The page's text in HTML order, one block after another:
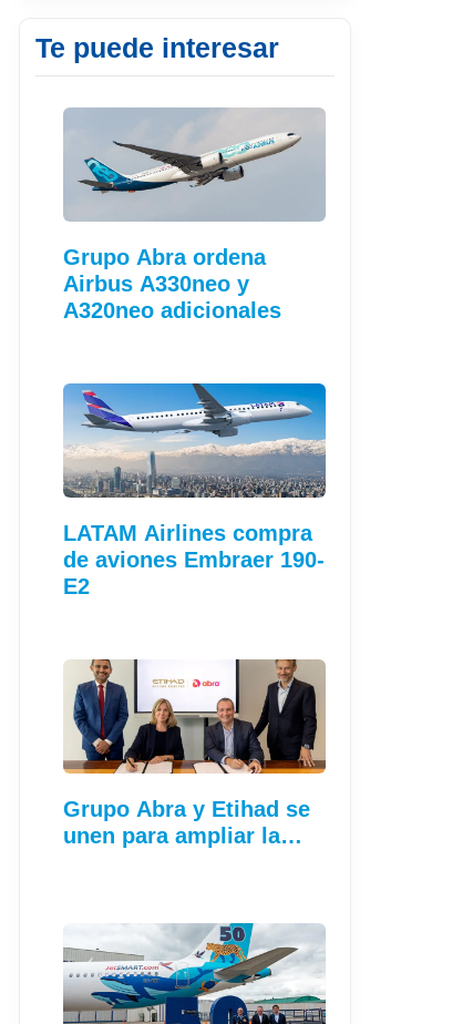
Te puede interesar
Grupo Abra ordena
Airbus A330neo y
A320neo adicionales
LATAM Airlines compra
de aviones Embraer 190-
E2
Grupo Abra y Etihad se
unen para ampliar la…